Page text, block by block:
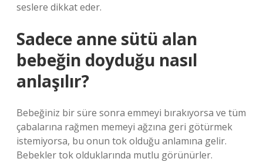
seslere dikkat eder.
Sadece anne sütü alan
bebeğin doyduğu nasıl
anlaşılır?
Bebeğiniz bir süre sonra emmeyi bırakıyorsa ve tüm
çabalarına rağmen memeyi ağzına geri götürmek
istemiyorsa, bu onun tok olduğu anlamına gelir.
Bebekler tok olduklarında mutlu görünürler.